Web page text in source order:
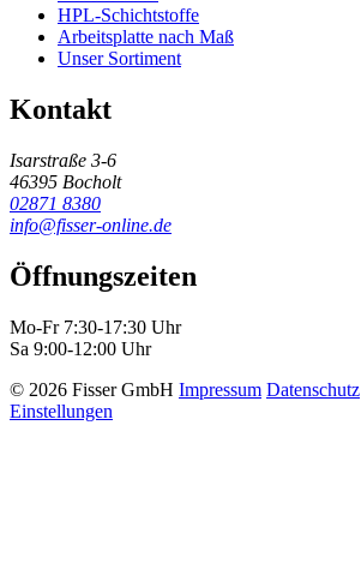
HPL-Schichtstoffe
Arbeitsplatte nach Maß
Unser Sortiment
Kontakt
Isarstraße 3-6
46395 Bocholt
02871 8380
info@fisser-online.de
Öffnungszeiten
Mo-Fr 7:30-17:30 Uhr
Sa 9:00-12:00 Uhr
© 2026 Fisser GmbH Impressum Datenschutz
Einstellungen